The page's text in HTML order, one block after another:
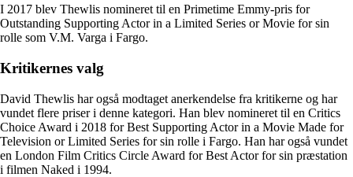
I 2017 blev Thewlis nomineret til en Primetime Emmy-pris for
Outstanding Supporting Actor in a Limited Series or Movie for sin
rolle som V.M. Varga i Fargo.
Kritikernes valg
David Thewlis har også modtaget anerkendelse fra kritikerne og har
vundet flere priser i denne kategori. Han blev nomineret til en Critics
Choice Award i 2018 for Best Supporting Actor in a Movie Made for
Television or Limited Series for sin rolle i Fargo. Han har også vundet
en London Film Critics Circle Award for Best Actor for sin præstation
i filmen Naked i 1994.